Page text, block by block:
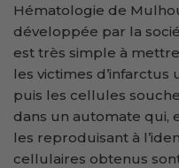
Hématologie de
développée par la
est très simple à
les victimes d’infarctus
puis les cellules
dans un automate qui,
les reproduisant à
cellulaires obtenus